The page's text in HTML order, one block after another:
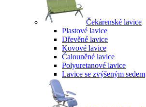
Čekárenské lavice
Plastové lavice
Dřevěné lavice
Kovové lavice
Čalouněné lavice
Polyuretanové lavice
Lavice se zvýšeným sedem